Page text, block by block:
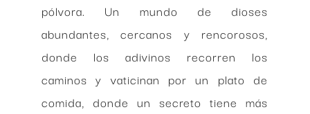
pólvora. Un mundo de dioses
abundantes, cercanos y rencorosos,
donde los adivinos recorren los
caminos y vaticinan por un plato de
comida, donde un secreto tiene más